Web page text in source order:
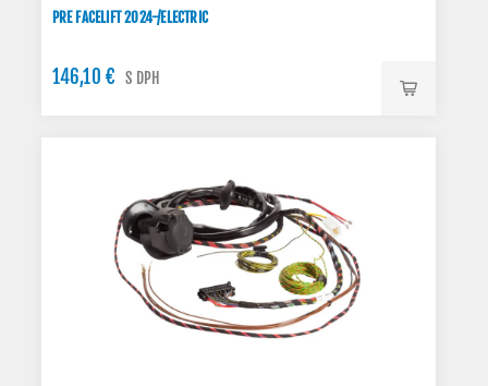
PRE FACELIFT 2024-/ELECTRIC
146,10 € S DPH